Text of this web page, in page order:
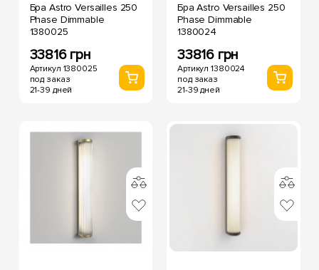
Бра Astro Versailles 250
Phase Dimmable
1380025
33816 грн
Артикул 1380025
под заказ
21-39 дней
Бра Astro Versailles 250
Phase Dimmable
1380024
33816 грн
Артикул 1380024
под заказ
21-39 дней